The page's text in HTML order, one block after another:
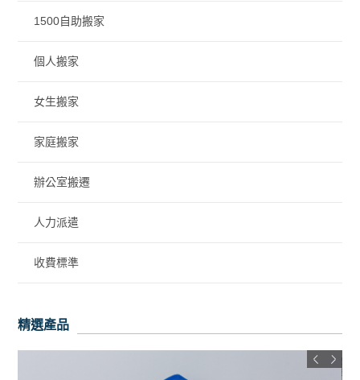
1500自助搬家
個人搬家
女生搬家
家庭搬家
辦公室搬遷
人力派遣
收費標準
精選產品